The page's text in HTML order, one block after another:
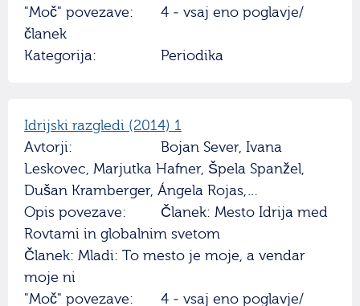
"Moč" povezave:
4 - vsaj eno poglavje/
članek
Kategorija:
Periodika
Idrijski razgledi (2014) 1
Avtorji:
Bojan Sever, Ivana
Leskovec, Marjutka Hafner, Špela Spanžel,
Dušan Kramberger, Ángela Rojas,…
Opis povezave:
Članek: Mesto Idrija med
Rovtami in globalnim svetom
Članek: Mladi: To mesto je moje, a vendar
moje ni
"Moč" povezave:
4 - vsaj eno poglavje/